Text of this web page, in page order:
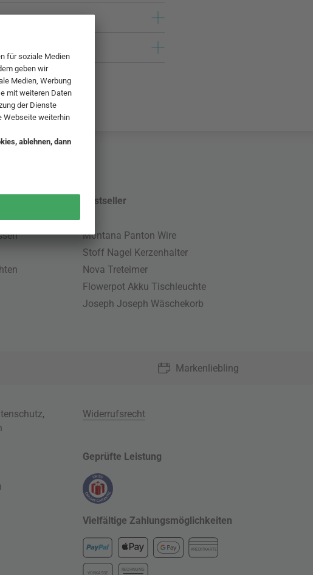
Bestseller
Montana Panton Wire
Stoff Nagel Kerzenhalter
Nova Treteimer
Flowerpot Akku Tischleuchte
Joseph Joseph Wäschekorb
Markenliebling
,
Widerrufsrecht
Geprüfte Leistung
Vielfältige Zahlungsmöglichkeiten
KREDITKARTE
VORKASSE
RECHNUNG